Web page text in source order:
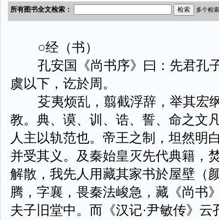
○经（书）
孔安国《尚书序》曰：先君孔
虞以下，讫於周。
芟夷烦乱，翦截浮辞，举其宏
教。典、谟、训、诰、誓、命之文
人主以轨范也。帝王之制，坦然明
并受其义。及秦始皇灭先代典籍，
解散，我先人用藏其家书於屋壁（
腾，字襄，畏秦法峻急，藏《尚书
夫子旧堂中。而《汉记·尹敏传》